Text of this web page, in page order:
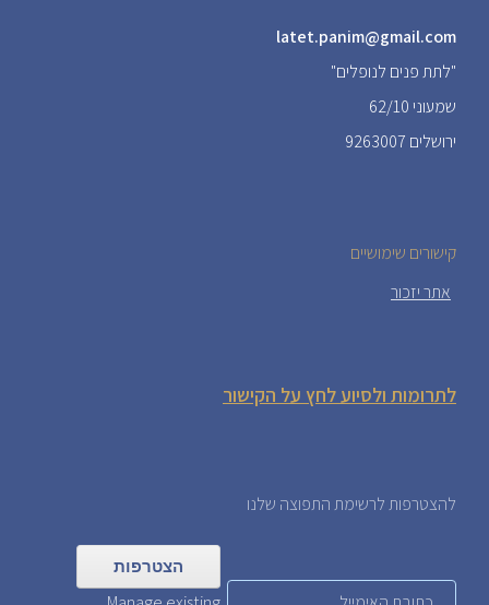
latet.panim@gmail.com
"לתת פנים לנופלים"
שמעוני 62/10
ירושלים 9263007
קישורים שימושיים
אתר יזכור
לתרומות ולסיוע לחץ על הקישור
להצטרפות לרשימת התפוצה שלנו